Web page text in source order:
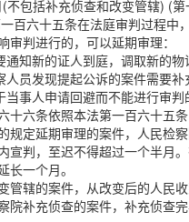
不包括补充侦查和改变管辖) (
百六十五条在法庭审判过程中
审判进行的，可以延期审理：
通知新的证人到庭，调取新的
人员发现提起公诉的案件需要
当事人申请回避而不能进行审判
十六条依照本法第一百六十五条
规定延期审理的案件，人民检
宣判，至迟不得超过一个半月
长一个月。
管辖的案件，从改变后的人民
院补充侦查的案件，补充侦查